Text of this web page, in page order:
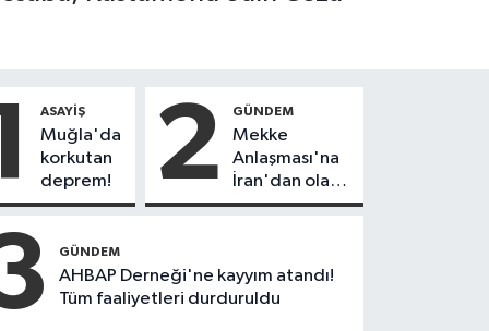
ASAYIŞ
Muğla'da
korkutan
deprem!
2 GÜNDEM
Mekke
Anlaşması'na
İran'dan olay
tepki:
GÜNDEM
AHBAP Derneği'ne kayyım atandı!
Tüm faaliyetleri durduruldu